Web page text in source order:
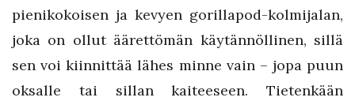
pienikokoisen ja kevyen gorillapod-kolmijalan,
joka on ollut äärettömän käytännöllinen, sillä
sen voi kiinnittää lähes minne vain – jopa puun
oksalle tai sillan kaiteeseen. Tietenkään